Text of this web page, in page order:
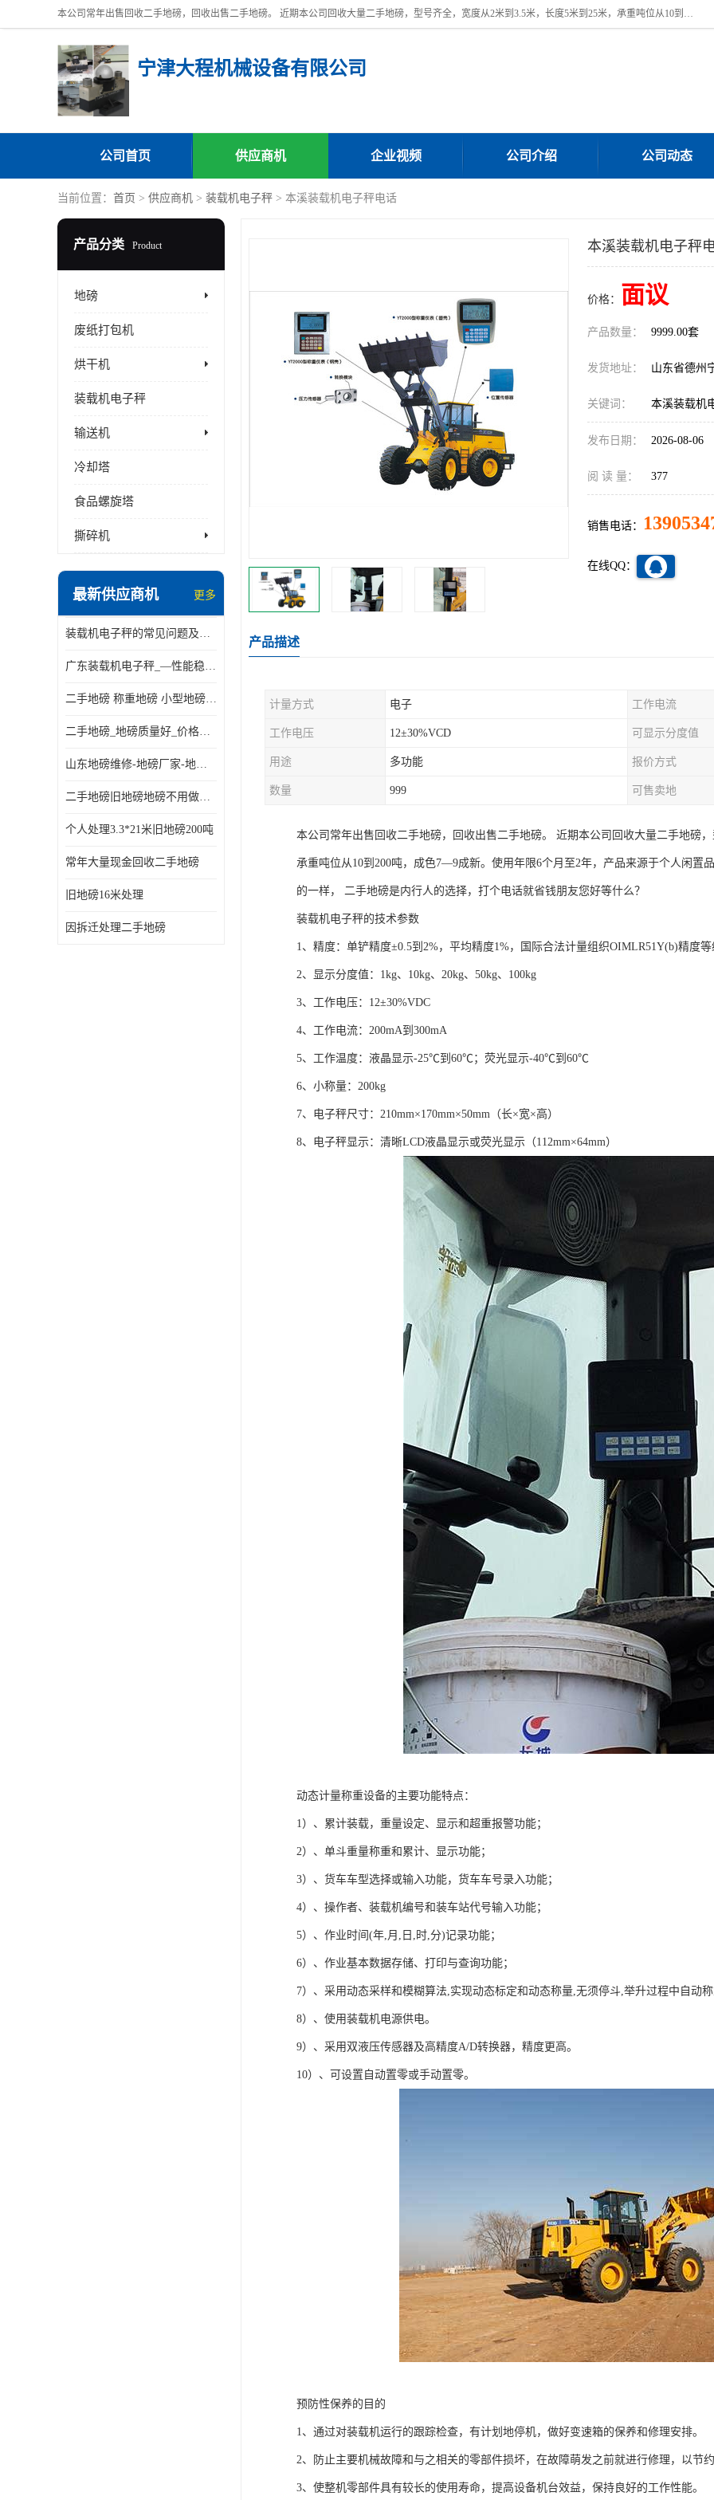
本公司常年出售回收二手地磅，回收出售二手地磅。 近期本公司回收大量二手地磅，型号齐全，宽度从2米到3.5米，长度5米到25米，承重吨位从10到200吨，成色7—9成新。 ? 使用年限6个月至2年，产品来源于个人闲置品，工矿企业停用品，因小换大而来。 精准度和新的一样， 二手地磅是内行人的选择，打个电话就省钱朋友您好等什么
宁津大程机械设备有限公司
公司首页 供应商机 企业视频 公司介绍 公司动态
当前位置： 首页 > 供应商机 > 装载机电子秤 > 本溪装载机电子秤电话
产品分类 Product
地磅
废纸打包机
烘干机
装载机电子秤
输送机
冷却塔
食品螺旋塔
撕碎机
最新供应商机 更多
装载机电子秤的常见问题及解决方法介绍
广东装载机电子秤_—性能稳定—操作简单—品质可靠
二手地磅 称重地磅 小型地磅 一百吨地磅
二手地磅_地磅质量好_价格便宜这里找【地磅行家】
山东地磅维修-地磅厂家-地磅价格-二手地磅
二手地磅旧地磅地磅不用做地基
个人处理3.3*21米旧地磅200吨
常年大量现金回收二手地磅
旧地磅16米处理
因拆迁处理二手地磅
本溪装载机电子秤
价格： 面议
产品数量： 9999.00套
发货地址： 山东省德州
关键词： 本溪装载机
发布日期： 2026-08-06
阅 读 量： 377
销售电话：
在线QQ：
产品描述
计量方式 电子 工作电流
工作电压 12±30%VCD 可显示分度值
用途 多功能 报价方式
数量 999 可售卖地
本公司常年出售回收二手地磅，回收出售二手地磅。 近期本公司回收大量二手地磅
承重吨位从10到200吨，成色7—9成新。使用年限6个月至2年，产品来源于个人闲置
的一样， 二手地磅是内行人的选择，打个电话就省钱朋友您好等什么？
装载机电子秤的技术参数
1、精度：单铲精度±0.5到2%，平均精度1%，国际合法计量组织OIMLR51Y(b)精度等
2、显示分度值：1kg、10kg、20kg、50kg、100kg
3、工作电压：12±30%VDC
4、工作电流：200mA到300mA
5、工作温度：液晶显示-25℃到60℃；荧光显示-40℃到60℃
6、小称量：200kg
7、电子秤尺寸：210mm×170mm×50mm（长×宽×高）
8、电子秤显示：清晰LCD液晶显示或荧光显示（112mm×64mm）
动态计量称重设备的主要功能特点：
1）、累计装载，重量设定、显示和超重报警功能；
2）、单斗重量称重和累计、显示功能；
3）、货车车型选择或输入功能，货车车号录入功能；
4）、操作者、装载机编号和装车站代号输入功能；
5）、作业时间(年,月,日,时,分)记录功能；
6）、作业基本数据存储、打印与查询功能；
7）、采用动态采样和模糊算法,实现动态标定和动态称量,无须停斗,举升过程中自动
8）、使用装载机电源供电。
9）、采用双液压传感器及高精度A/D转换器，精度更高。
10）、可设置自动置零或手动置零。
预防性保养的目的
1、通过对装载机运行的跟踪检查，有计划地停机，做好变速箱的保养和修理安排。
2、防止主要机械故障和与之相关的零部件损坏，在故障萌发之前就进行修理，以节
3、使整机零部件具有较长的使用寿命，提高设备机台效益，保持良好的工作性能。